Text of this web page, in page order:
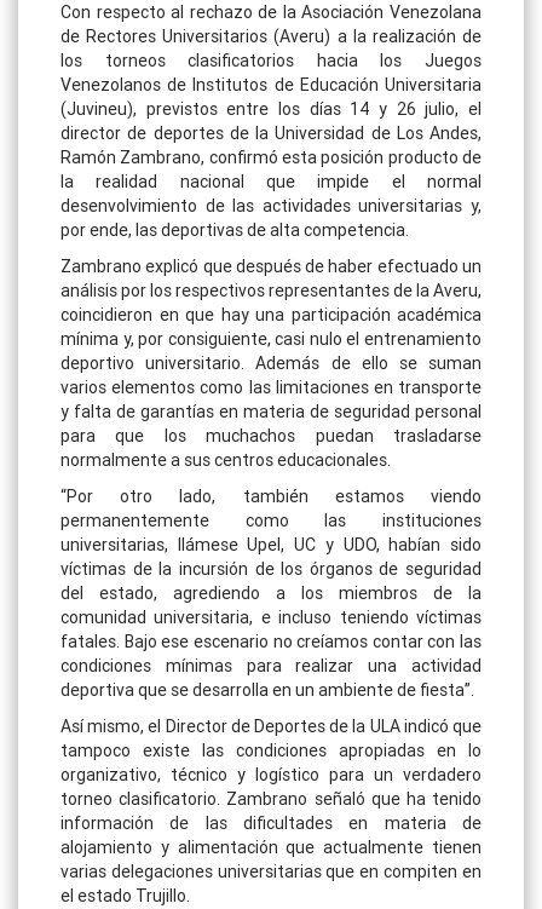
Con respecto al rechazo de la Asociación Venezolana
de Rectores Universitarios (Averu) a la realización de
los torneos clasificatorios hacia los Juegos
Venezolanos de Institutos de Educación Universitaria
(Juvineu), previstos entre los días 14 y 26 julio, el
director de deportes de la Universidad de Los Andes,
Ramón Zambrano, confirmó esta posición producto de
la realidad nacional que impide el normal
desenvolvimiento de las actividades universitarias y,
por ende, las deportivas de alta competencia.
Zambrano explicó que después de haber efectuado un
análisis por los respectivos representantes de la Averu,
coincidieron en que hay una participación académica
mínima y, por consiguiente, casi nulo el entrenamiento
deportivo universitario. Además de ello se suman
varios elementos como las limitaciones en transporte
y falta de garantías en materia de seguridad personal
para que los muchachos puedan trasladarse
normalmente a sus centros educacionales.
“Por otro lado, también estamos viendo
permanentemente como las instituciones
universitarias, llámese Upel, UC y UDO, habían sido
víctimas de la incursión de los órganos de seguridad
del estado, agrediendo a los miembros de la
comunidad universitaria, e incluso teniendo víctimas
fatales. Bajo ese escenario no creíamos contar con las
condiciones mínimas para realizar una actividad
deportiva que se desarrolla en un ambiente de fiesta”.
Así mismo, el Director de Deportes de la ULA indicó que
tampoco existe las condiciones apropiadas en lo
organizativo, técnico y logístico para un verdadero
torneo clasificatorio. Zambrano señaló que ha tenido
información de las dificultades en materia de
alojamiento y alimentación que actualmente tienen
varias delegaciones universitarias que en compiten en
el estado Trujillo.